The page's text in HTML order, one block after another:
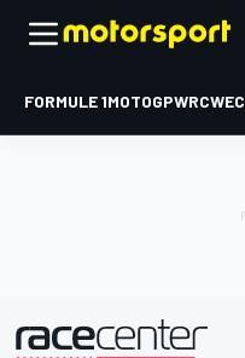
FORMULE 1MOTOGPWRCWEC